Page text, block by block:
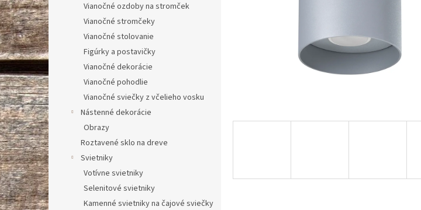
Vianočné ozdoby na stromček
Vianočné stromčeky
Vianočné stolovanie
Figúrky a postavičky
Vianočné dekorácie
Vianočné pohodlie
Vianočné sviečky z včelieho vosku
Nástenné dekorácie
Obrazy
Roztavené sklo na dreve
Svietniky
Votívne svietniky
Selenitové svietniky
Kamenné svietniky na čajové sviečky